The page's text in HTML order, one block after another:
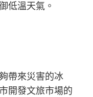
低溫天氣。
帶來災害的冰
開發文旅市場的